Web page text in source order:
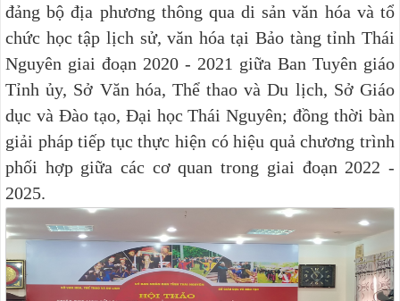
đảng bộ địa phương thông qua di sản văn hóa và tổ
chức học tập lịch sử, văn hóa tại Bảo tàng tỉnh Thái
Nguyên giai đoạn 2020 - 2021 giữa Ban Tuyên giáo
Tỉnh ủy, Sở Văn hóa, Thể thao và Du lịch, Sở Giáo
dục và Đào tạo, Đại học Thái Nguyên; đồng thời bàn
giải pháp tiếp tục thực hiện có hiệu quả chương trình
phối hợp giữa các cơ quan trong giai đoạn 2022 -
2025.